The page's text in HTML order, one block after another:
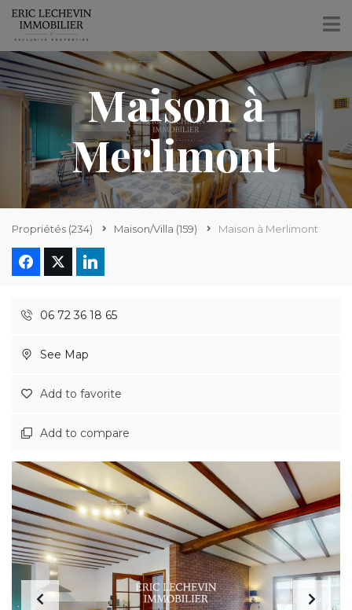
Maison à
Merlimont
Propriétés (234) Maison/Villa (159) Maison à Merlimont
06 72 36 18 65
See Map
Add to favorite
Add to compare